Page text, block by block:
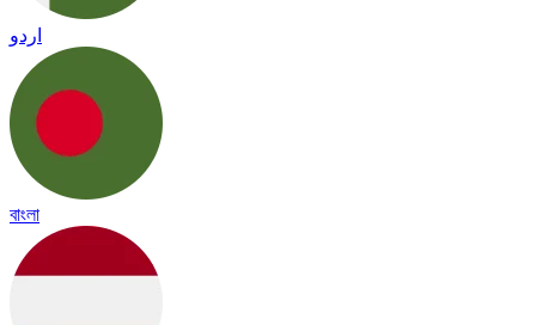
اردو
বাংলা